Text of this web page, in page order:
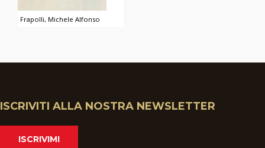
Frapolli, Michele Alfonso
ISCRIVITI ALLA NOSTRA NEWSLETTER
ISCRIVIMI